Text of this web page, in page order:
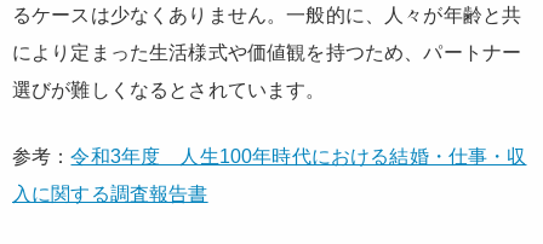
るケースは少なくありません。一般的に、人々が年齢と共
により定まった生活様式や価値観を持つため、パートナー
選びが難しくなるとされています。
参考：令和3年度 人生100年時代における結婚・仕事・収
入に関する調査報告書